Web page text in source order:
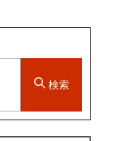
検索